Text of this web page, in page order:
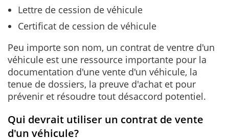
Lettre de cession de véhicule
Certificat de cession de véhicule
Peu importe son nom, un contrat de ventre d'un
véhicule est une ressource importante pour la
documentation d'une vente d'un véhicule, la
tenue de dossiers, la preuve d'achat et pour
prévenir et résoudre tout désaccord potentiel.
Qui devrait utiliser un contrat de vente
d'un véhicule?